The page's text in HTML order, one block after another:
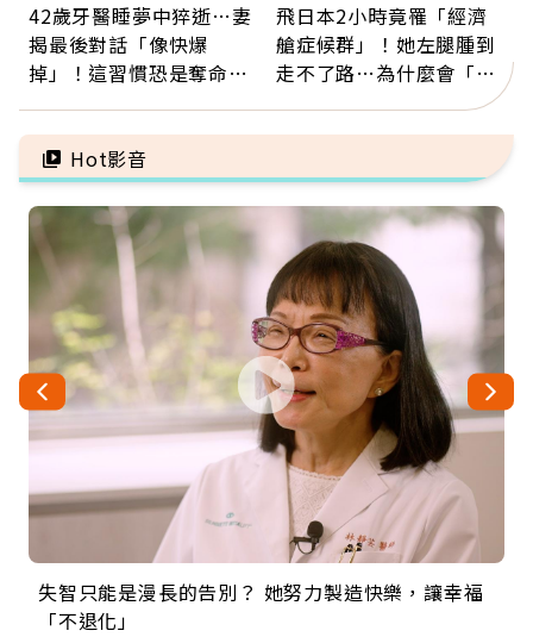
42歲牙醫睡夢中猝逝…妻
揭最後對話「像快爆
掉」！這習慣恐是奪命原
命交換
飛日本2小時竟罹「經濟
艙症候群」！她左腿腫到
走不了路…為什麼會「靜
脈血栓」？醫示警7種人
注意
Hot影音
失智只能是漫長的告別？ 她努力製造快樂，讓幸福
「不退化」
來自剛果的巧克力神父 為台灣奉獻36年 「台灣是我
的家，我連作夢都講台語！」
63歲卸矽谷副總、搬回台灣找快樂！「蛋黃哥小
丑」走進安養院，逗樂上萬爺奶：退休後才開始真
104歲打破金氏世界紀錄 成為全球最年長羽球選
手，分享長壽的秘密原來是「這個」
事業巔峰他選擇追夢…黑手阿伯拉小提琴還登上小
巨蛋！連CNN都大讚！